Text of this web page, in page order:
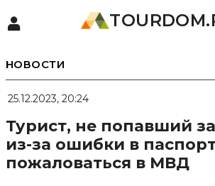
НОВОСТИ
25.12.2023, 20:24
Турист, не попавший
из-за ошибки в
пожаловаться в МВД